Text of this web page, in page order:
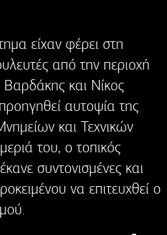
είχαν φέρει στη
από την περιοχή
και Νίκος
αυτοψία της
και Τεχνικών
του, ο τοπικός
συντονισμένες και
να επιτευχθεί ο